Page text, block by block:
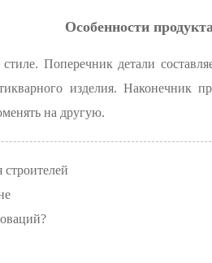
Особенности
Поперечник детали
изделия. Наконечник
на другую.
строителей